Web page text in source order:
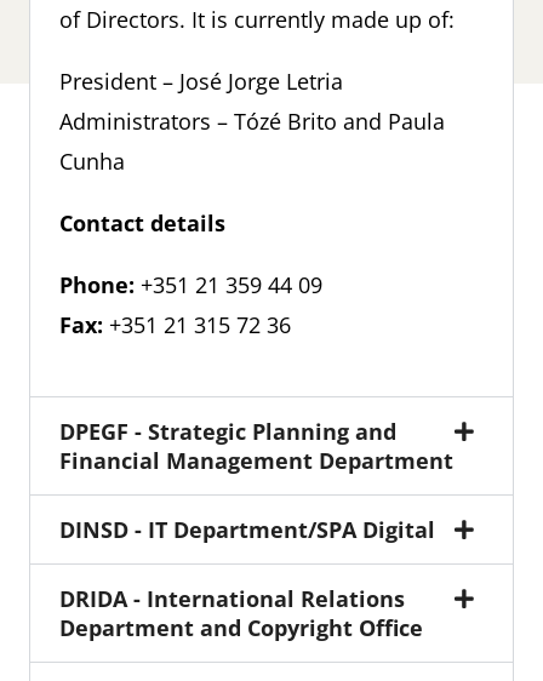
of Directors. It is currently made up of:
President – José Jorge Letria
Administrators – Tózé Brito and Paula
Cunha
Contact details
Phone: +351 21 359 44 09
Fax: +351 21 315 72 36
DPEGF - Strategic Planning and
Financial Management Department
DINSD - IT Department/SPA Digital
DRIDA - International Relations
Department and Copyright Office